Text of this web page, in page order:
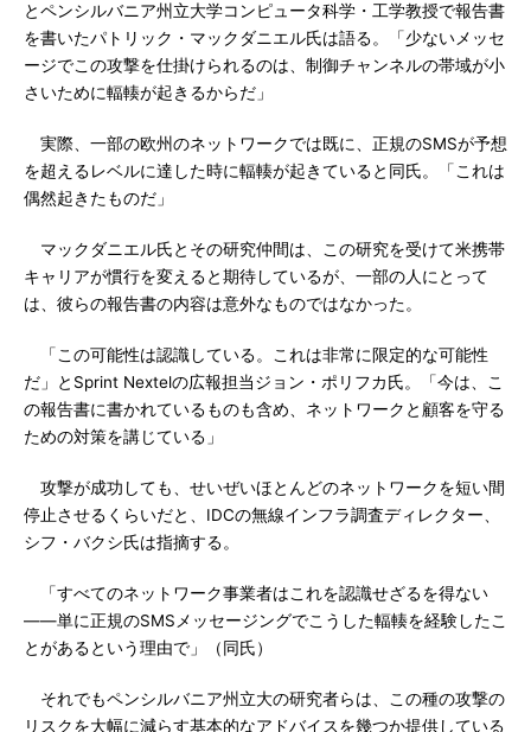
とペンシルバニア州立大学コンピュータ科学・工学教授で報告書
を書いたパトリック・マックダニエル氏は語る。「少ないメッセ
ージでこの攻撃を仕掛けられるのは、制御チャンネルの帯域が小
さいために輻輳が起きるからだ」
実際、一部の欧州のネットワークでは既に、正規のSMSが予想
を超えるレベルに達した時に輻輳が起きていると同氏。「これは
偶然起きたものだ」
マックダニエル氏とその研究仲間は、この研究を受けて米携帯
キャリアが慣行を変えると期待しているが、一部の人にとって
は、彼らの報告書の内容は意外なものではなかった。
「この可能性は認識している。これは非常に限定的な可能性
だ」とSprint Nextelの広報担当ジョン・ポリフカ氏。「今は、こ
の報告書に書かれているものも含め、ネットワークと顧客を守る
ための対策を講じている」
攻撃が成功しても、せいぜいほとんどのネットワークを短い間
停止させるくらいだと、IDCの無線インフラ調査ディレクター、
シフ・バクシ氏は指摘する。
「すべてのネットワーク事業者はこれを認識せざるを得ない
――単に正規のSMSメッセージングでこうした輻輳を経験したこ
とがあるという理由で」（同氏）
それでもペンシルバニア州立大の研究者らは、この種の攻撃の
リスクを大幅に減らす基本的なアドバイスを幾つか提供している